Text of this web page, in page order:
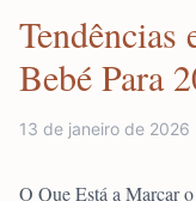
Tendências
Bebé Para
13 de janeiro de 2026
O Que Está a Marcar